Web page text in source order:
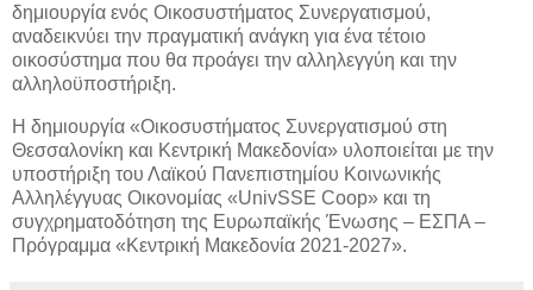
δημιουργία ενός Οικοσυστήματος Συνεργατισμού,
αναδεικνύει την πραγματική ανάγκη για ένα τέτοιο
οικοσύστημα που θα προάγει την αλληλεγγύη και την
αλληλοϋποστήριξη.
Η δημιουργία «Οικοσυστήματος Συνεργατισμού στη
Θεσσαλονίκη και Κεντρική Μακεδονία» υλοποιείται με την
υποστήριξη του Λαϊκού Πανεπιστημίου Κοινωνικής
Αλληλέγγυας Οικονομίας «UnivSSE Coop» και τη
συγχρηματοδότηση της Ευρωπαϊκής Ένωσης – ΕΣΠΑ –
Πρόγραμμα «Κεντρική Μακεδονία 2021-2027».